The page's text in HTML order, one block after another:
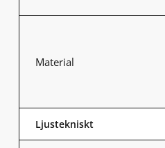
Material
Ljustekniskt